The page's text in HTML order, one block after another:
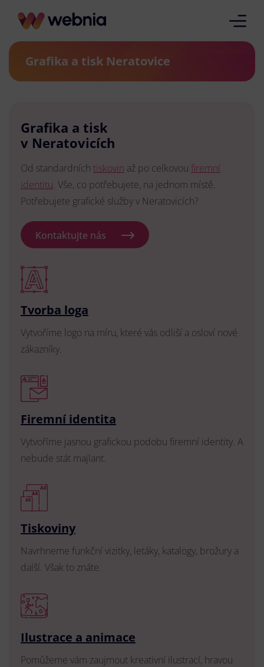
Grafika a tisk Neratovice
Grafika a tisk
v Neratovicích
Od standardních tiskovin až po celkovou firemní
identitu. Vše, co potřebujete, na jednom místě.
Potřebujete grafické služby v Neratovicích?
Kontaktujte nás
Tvorba loga
Vytvoříme logo na míru, které vás odliší a osloví nové
zákazníky.
Firemní identita
Vytvoříme jasnou grafickou podobu firemní identity. A
nebude stát majlant.
Tiskoviny
Navrhneme funkční vizitky, letáky, katalogy, brožury a
další. Však to znáte.
Ilustrace a animace
Pomůžeme vám zaujmout kreativní ilustrací, hravou